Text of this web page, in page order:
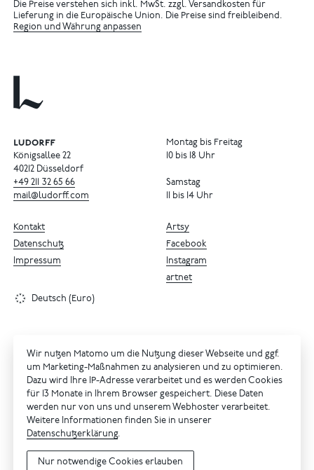
Die Preise verstehen sich inkl. MwSt. zzgl. Versandkosten für
Lieferung in die Europäische Union. Die Preise sind freibleibend.
Region und Währung anpassen
Königsallee 22
40212 Düsseldorf
+49 211 32 65 66
mail@ludorff.com
Montag bis Freitag
10 bis 18 Uhr
Samstag
11 bis 14 Uhr
Artsy
Facebook
Instagram
artnet
Kontakt
Datenschutz
Impressum
Deutsch (Euro)
Wir nutzen Matomo um die Nutzung dieser Webseite und ggf.
um Marketing-Maßnahmen zu analysieren und zu optimieren.
Dazu wird Ihre IP-Adresse verarbeitet und es werden Cookies
für 13 Monate in Ihrem Browser gespeichert. Diese Daten
werden nur von uns und unserem Webhoster verarbeitet.
Weitere Informationen finden Sie in unserer
Datenschutzerklärung.
Nur notwendige Cookies erlauben